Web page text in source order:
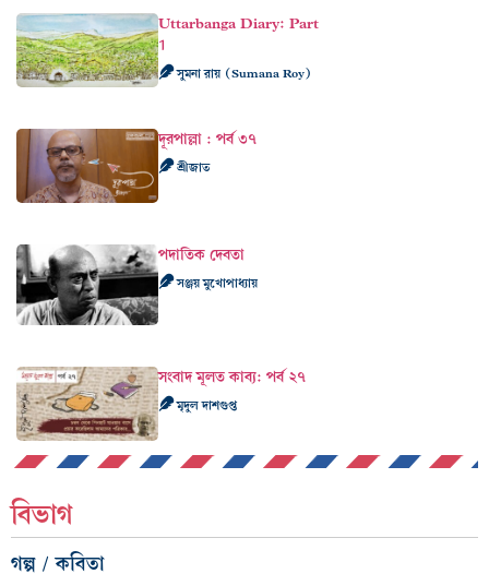
Uttarbanga Diary: Part
1
সুমনা রায় (Sumana Roy)
দূরপাল্লা : পর্ব ৩৭
শ্রীজাত
পদাতিক দেবতা
সঞ্জয় মুখোপাধ্যায়
সংবাদ মূলত কাব‍্য: পর্ব ২৭
মৃদুল দাশগুপ্ত
বিভাগ
গল্প / কবিতা